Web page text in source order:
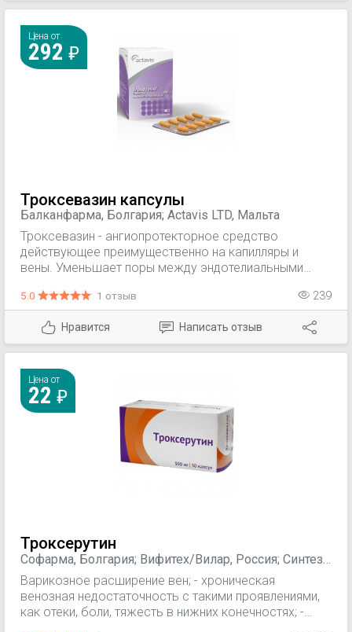
Цена от
292
Троксевазин капсулы
Балканфарма, Болгария; Actavis LTD, Мальта
Троксевазин - ангиопротекторное средство
действующее преимущественно на капилляры и
вены. Уменьшает поры между эндотелиальными
матрикса, расположенного между клетками
эндотелия. Ингибирует агрегацию и увеличивает
степень деформируемости эритроцитов; оказывает
противовоспалительное действие.
5.0 1 отзыв 239
Нравится Написать отзыв
Цена от
22
Троксерутин
Софарма, Болгария; Вифитех/Вилар, Россия; Синтез
ОАО, Россия; ООО Пранафарм, Россия; ПАО
"Биохимик", Россия; ОЗОН, Россия
Варикозное расширение вен; - хроническая
венозная недостаточность с такими проявлениями,
как отеки, боли, тяжесть в нижних конечностях; -